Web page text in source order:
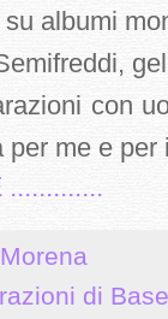
albumi
con
me e per
Morena
di Base